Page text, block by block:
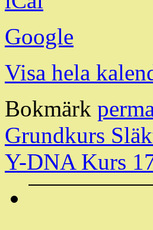
Google
Visa hela
Bokmärk
Grundkurs
Y-DNA Kurs